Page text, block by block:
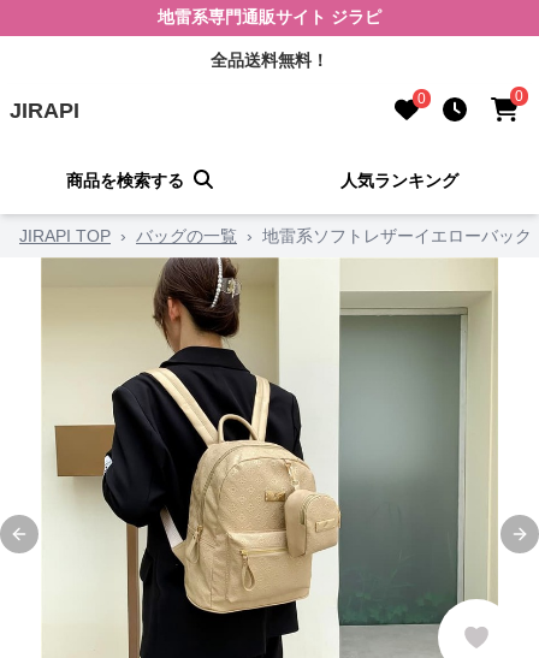
地雷系専門通販サイト ジラピ
全品送料無料！
JIRAPI 0 0
商品を検索する 人気ランキング
JIRAPI TOP › バッグの一覧 › 地雷系ソフトレザーイエローバック
Previous slide